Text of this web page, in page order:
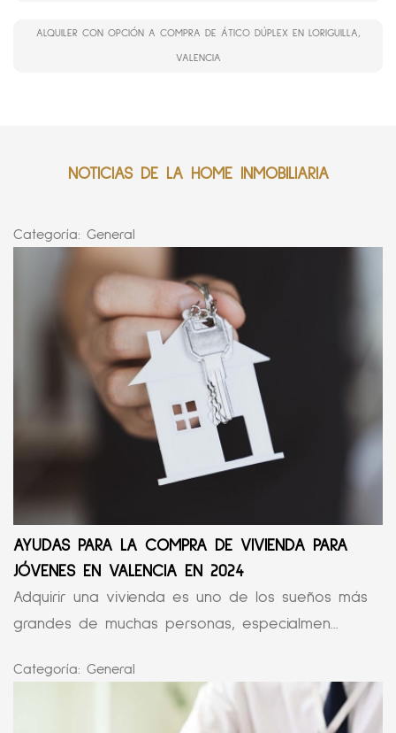
ALQUILER CON OPCIÓN A COMPRA DE ÁTICO DÚPLEX EN LORIGUILLA,
VALENCIA
NOTICIAS DE LA HOME INMOBILIARIA
Categoría: General
AYUDAS PARA LA COMPRA DE VIVIENDA PARA
JÓVENES EN VALENCIA EN 2024
Adquirir una vivienda es uno de los sueños más
grandes de muchas personas, especialmen...
Categoría: General